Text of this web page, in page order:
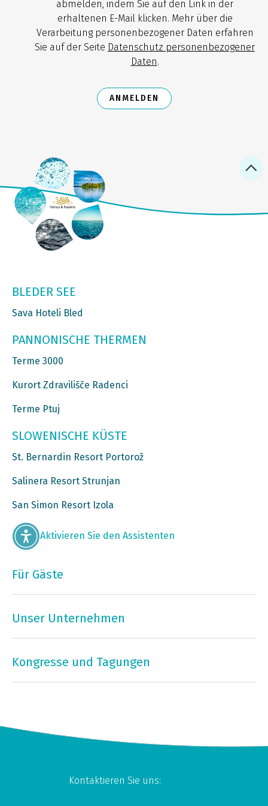
abmelden, indem Sie auf den Link in der
erhaltenen E-Mail klicken. Mehr über die
Verarbeitung personenbezogener Daten erfahren
Sie auf der Seite Datenschutz personenbezogener
Daten.
ANMELDEN
BLEDER SEE
Sava Hoteli Bled
PANNONISCHE THERMEN
Terme 3000
Kurort Zdravilišče Radenci
Terme Ptuj
SLOWENISCHE KÜSTE
St. Bernardin Resort Portorož
Salinera Resort Strunjan
San Simon Resort Izola
Aktivieren Sie den Assistenten
Für Gäste
Unser Unternehmen
Kongresse und Tagungen
Kontaktieren Sie uns: